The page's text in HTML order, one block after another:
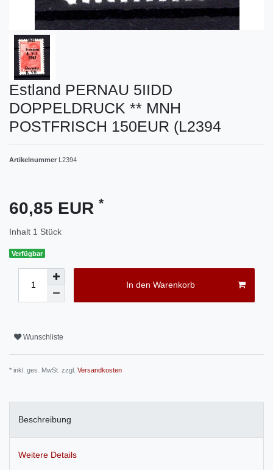
Estland PERNAU 5IIDD
DOPPELDRUCK ** MNH
POSTFRISCH 150EUR (L2394
Artikelnummer L2394
60,85 EUR *
Inhalt 1 Stück
Verfügbar
In den Warenkorb
Wunschliste
* inkl. ges. MwSt. zzgl. Versandkosten
Beschreibung
Weitere Details